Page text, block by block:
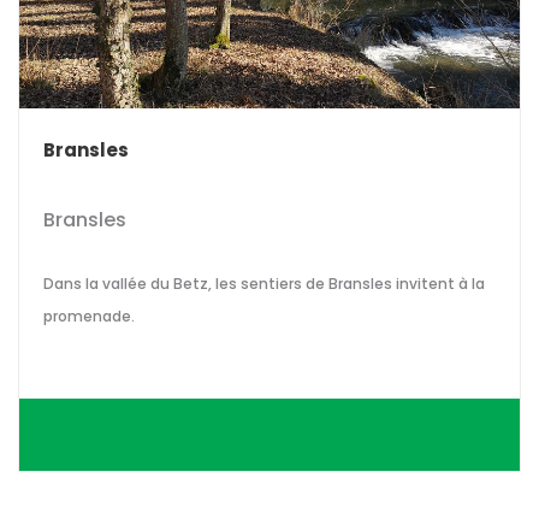
Bransles
Bransles
Dans la vallée du Betz, les sentiers de Bransles invitent à la
promenade.